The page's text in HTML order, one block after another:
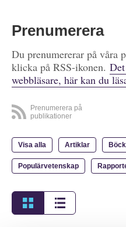
Prenumerera
Du prenumererar på våra
klicka på RSS-ikonen.
webbläsare, här kan du
Prenumerera på
publikationer
Visa alla Artiklar
Populärvetenskap